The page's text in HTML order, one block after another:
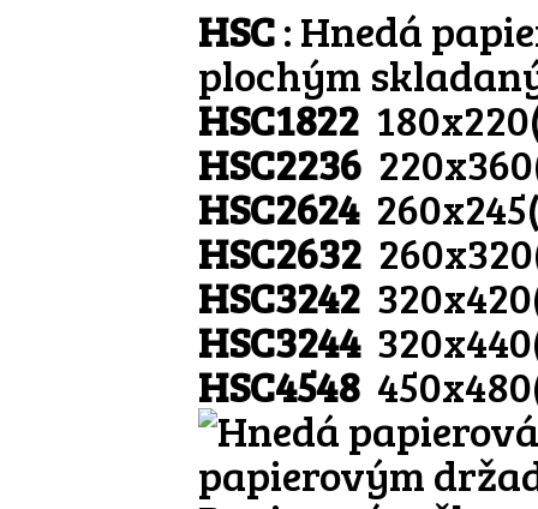
HSC: Hnedá
plochým
HSC1822
HSC2236
HSC2624
HSC2632
HSC3242
HSC3244
HSC4548